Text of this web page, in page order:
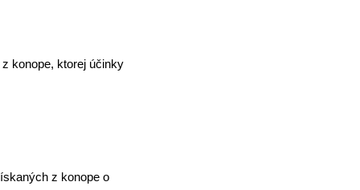
konope, ktorej účinky
z konope o